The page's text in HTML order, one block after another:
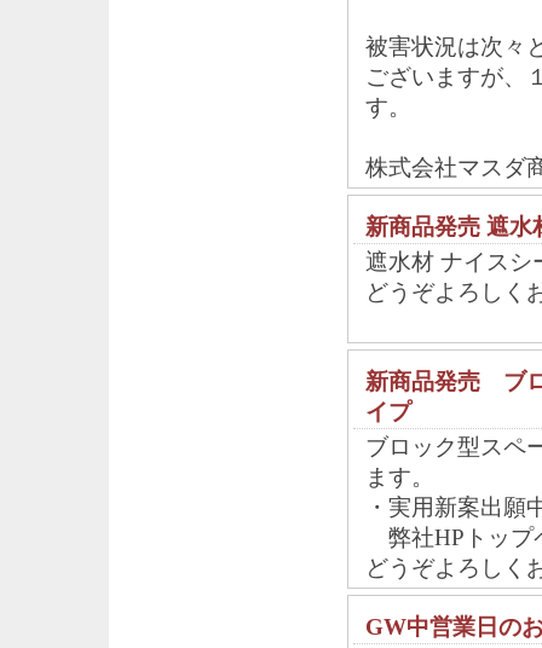
被害状況は次々
ございますが、
す。
株式会社マス
新商品発売 遮水
遮水材 ナイス
どうぞよろしく
新商品発売 ブ
イプ
ブロック型ス
ます。
・実用新案出願
弊社HPトップ
どうぞよろしく
GW中営業日の